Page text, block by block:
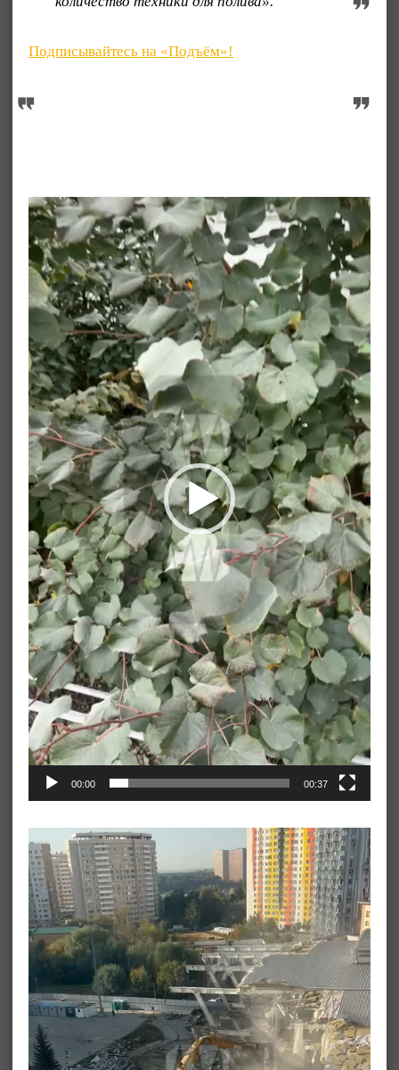
Подписывайтесь на «Подъём»!
Видеоплеер
00:00 00:37
Видеоплеер